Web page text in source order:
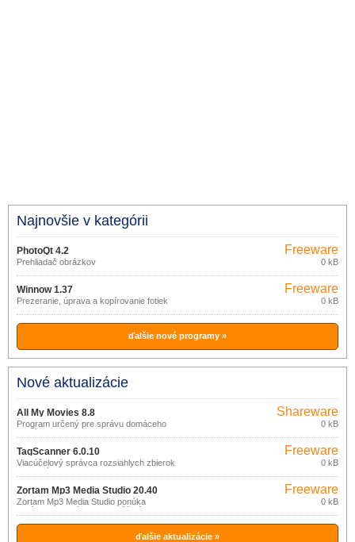
Najnovšie v kategórii
PhotoQt 4.2
Prehliadač obrázkov
Freeware
0 kB
Winnow 1.37
Prezeranie, úprava a kopírovanie fotiek
Freeware
0 kB
ďalšie nové programy »
Nové aktualizácie
All My Movies 8.8
Program určený pre správu domáceho
archívu filmov na DVD alebo CD
diskoch, VHS páskach a pod.
Shareware
0 kB
TagScanner 6.0.10
Viacúčelový správca rozsiahlych zbierok
hudobných titulov.
Freeware
0 kB
Zortam Mp3 Media Studio 20.40
Zortam Mp3 Media Studio ponúka
správcu MP3 súborov umožňujúci ich
zaradenie do knižnice a vyhľadávanie,
nástroj na úpravu ID3v1 a ID3v2.
Freeware
0 kB
ďalšie aktualizácie »